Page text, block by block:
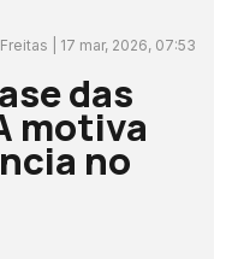
| 17 mar, 2026, 07:53
das
motiva
no